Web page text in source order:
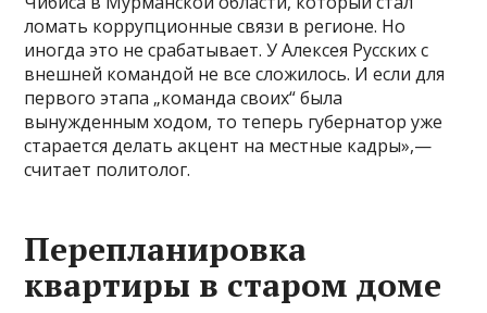
ломать коррупционные связи в регионе. Но
иногда это не срабатывает. У Алексея Русских с
внешней командой не все сложилось. И если для
первого этапа „команда своих“ была
вынужденным ходом, то теперь губернатор уже
старается делать акцент на местные кад­ры»,—
считает политолог.
Перепланировка
квартиры в старом доме